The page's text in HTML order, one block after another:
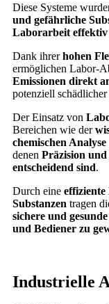
Diese Systeme
und gefährliche
Laborarbeit effektiv
Dank ihrerhohen
ermöglichen Labor-
Emissionen direkt
potenziell
Der Einsatz von
Bereichen wie der
chemischen
denen Präzision und
entscheidend sind.
Durch eine
Substanzen tragen
sichere und
und Bediener zu
Industrielle